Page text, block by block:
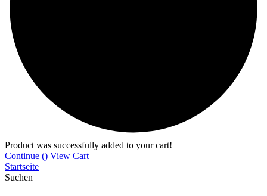
Product was successfully added to your cart!
Continue () View Cart
Startseite
Suchen